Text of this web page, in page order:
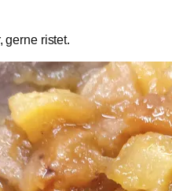
gerne ristet.